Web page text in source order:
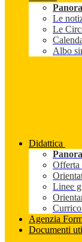
Le
Le
Albo
Didattica
Offerta
Linee
Agenzia
Documenti